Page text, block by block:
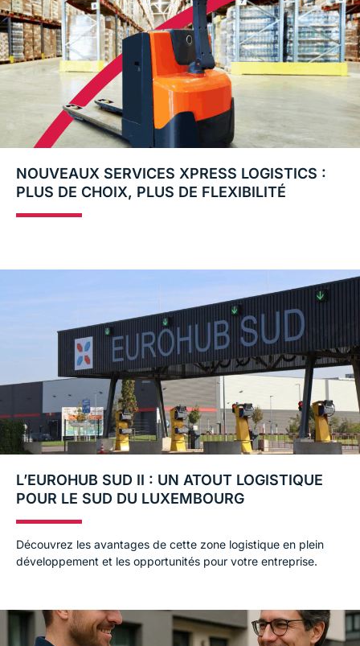
NOUVEAUX SERVICES XPRESS LOGISTICS :
PLUS DE CHOIX, PLUS DE FLEXIBILITÉ
L’EUROHUB SUD II : UN ATOUT LOGISTIQUE
POUR LE SUD DU LUXEMBOURG
Découvrez les avantages de cette zone logistique en plein
développement et les opportunités pour votre entreprise.